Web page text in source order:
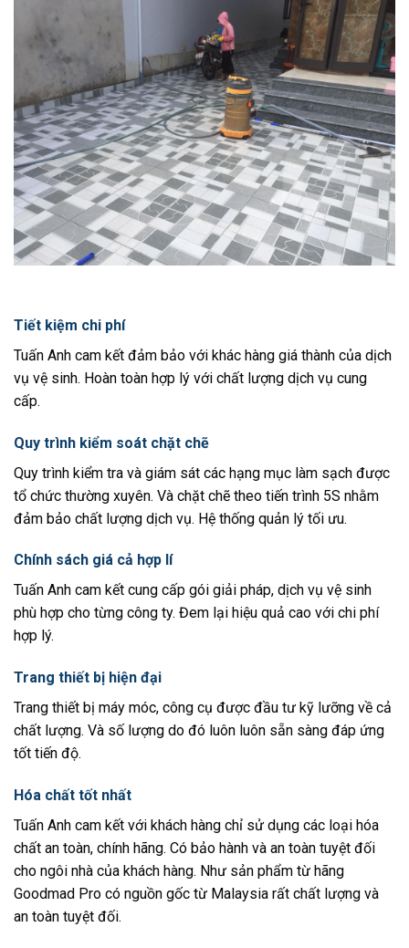
Tiết kiệm chi phí
Tuấn Anh cam kết đảm bảo với khác hàng giá thành của dịch
vụ vệ sinh. Hoàn toàn hợp lý với chất lượng dịch vụ cung
cấp.
Quy trình kiểm soát chặt chẽ
Quy trình kiểm tra và giám sát các hạng mục làm sạch được
tổ chức thường xuyên. Và chặt chẽ theo tiến trình 5S nhằm
đảm bảo chất lượng dịch vụ. Hệ thống quản lý tối ưu.
Chính sách giá cả hợp lí
Tuấn Anh cam kết cung cấp gói giải pháp, dịch vụ vệ sinh
phù hợp cho từng công ty. Đem lại hiệu quả cao với chi phí
hợp lý.
Trang thiết bị hiện đại
Trang thiết bị máy móc, công cụ được đầu tư kỹ lưỡng về cả
chất lượng. Và số lượng do đó luôn luôn sẵn sàng đáp ứng
tốt tiến độ.
Hóa chất tốt nhất
Tuấn Anh cam kết với khách hàng chỉ sử dụng các loại hóa
chất an toàn, chính hãng. Có bảo hành và an toàn tuyệt đối
cho ngôi nhà của khách hàng. Như sản phẩm từ hãng
Goodmad Pro có nguồn gốc từ Malaysia rất chất lượng và
an toàn tuyệt đối.